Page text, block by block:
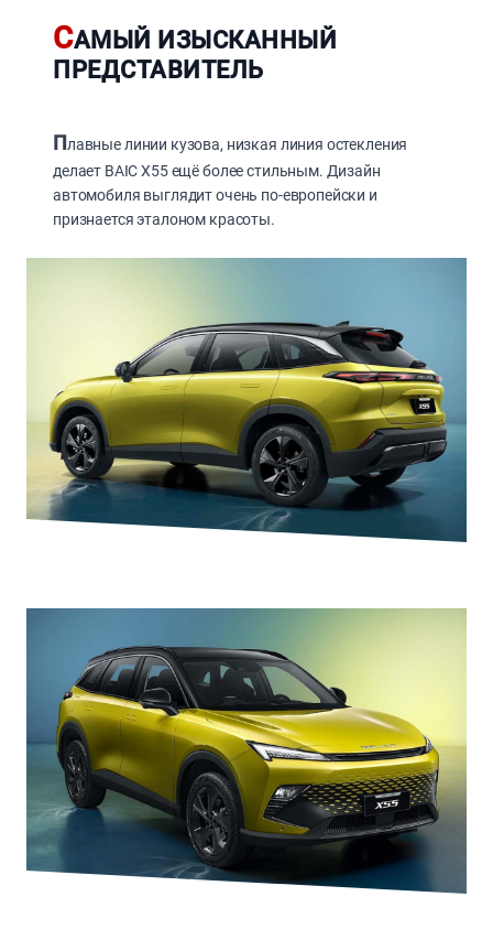
САМЫЙ ИЗЫСКАННЫЙ
ПРЕДСТАВИТЕЛЬ
Плавные линии кузова, низкая линия остекления
делает BAIC X55 ещё более стильным. Дизайн
автомобиля выглядит очень по-европейски и
признается эталоном красоты.